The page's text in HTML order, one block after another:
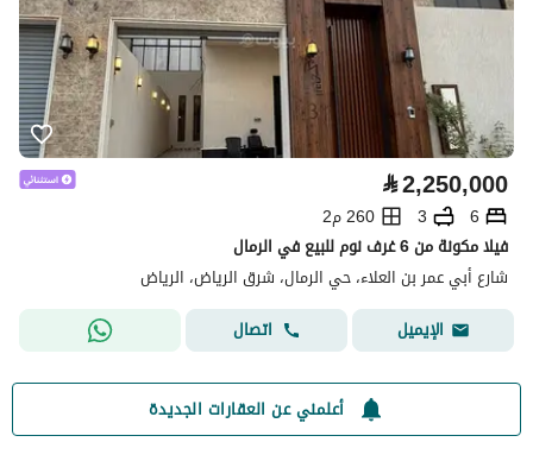
⃁2,250,000
6
3
260 م2
فيلا مكونة من 6 غرف نوم للبيع في الرمال
شارع أبي عمر بن العلاء، حي الرمال، شرق الرياض، الرياض
الإيميل
اتصال
أعلمني عن العقارات الجديدة